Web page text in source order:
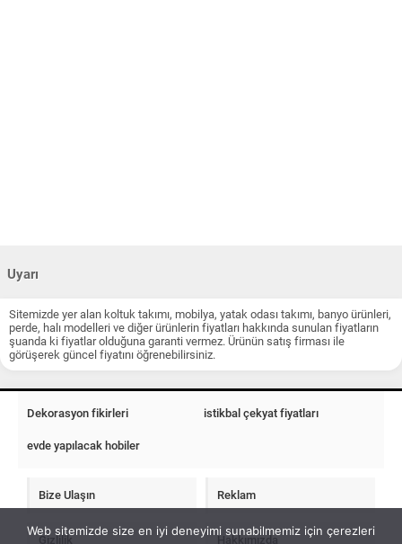
Uyarı
Sitemizde yer alan koltuk takımı, mobilya, yatak odası takımı, banyo ürünleri,
perde, halı modelleri ve diğer ürünlerin fiyatları hakkında sunulan fiyatların
şuanda ki fiyatlar olduğuna garanti vermez. Ürünün satış firması ile
görüşerek güncel fiyatını öğrenebilirsiniz.
Dekorasyon fikirleri istikbal çekyat fiyatları
evde yapılacak hobiler
Bize Ulaşın Reklam
Gizlilik Hakkımızda
Web sitemizde size en iyi deneyimi sunabilmemiz için çerezleri